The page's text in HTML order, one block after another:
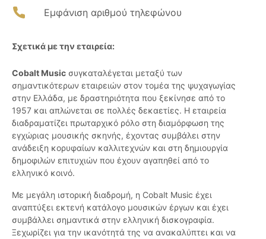
Εμφάνιση αριθμού τηλεφώνου
Σχετικά με την εταιρεία:
Cobalt Music συγκαταλέγεται μεταξύ των
σημαντικότερων εταιρειών στον τομέα της ψυχαγωγίας
στην Ελλάδα, με δραστηριότητα που ξεκίνησε από το
1957 και απλώνεται σε πολλές δεκαετίες. Η εταιρεία
διαδραματίζει πρωταρχικό ρόλο στη διαμόρφωση της
εγχώριας μουσικής σκηνής, έχοντας συμβάλει στην
ανάδειξη κορυφαίων καλλιτεχνών και στη δημιουργία
δημοφιλών επιτυχιών που έχουν αγαπηθεί από το
ελληνικό κοινό.
Με μεγάλη ιστορική διαδρομή, η Cobalt Music έχει
αναπτύξει εκτενή κατάλογο μουσικών έργων και έχει
συμβάλλει σημαντικά στην ελληνική δισκογραφία.
Ξεχωρίζει για την ικανότητά της να ανακαλύπτει και να